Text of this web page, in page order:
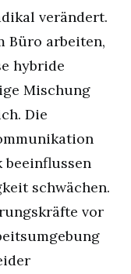
verändert.
Büro arbeiten,
hybride
Mischung
Die
beeinflussen
schwächen.
vor